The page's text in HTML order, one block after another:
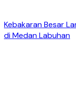
Kebakaran Besar
di Medan Labuhan